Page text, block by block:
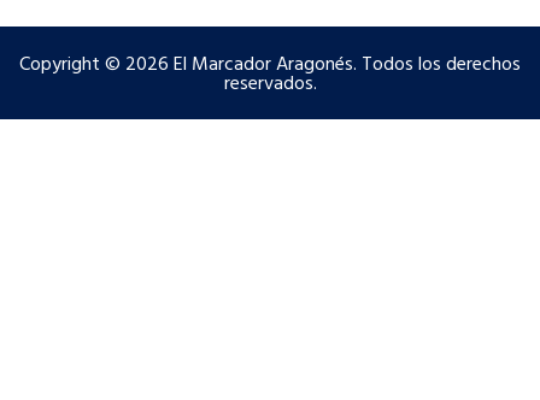
Copyright © 2026 El Marcador Aragonés. Todos los derechos
reservados.